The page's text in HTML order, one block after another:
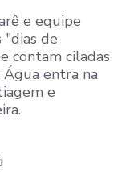
e equipe
"dias de
contam ciladas
Água entra na
e